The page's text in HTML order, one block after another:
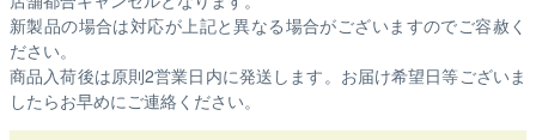
新製品の場合は対応が上記と異なる場合がございますのでご容赦く
ださい。
商品入荷後は原則2営業日内に発送します。お届け希望日等ございま
したらお早めにご連絡ください。